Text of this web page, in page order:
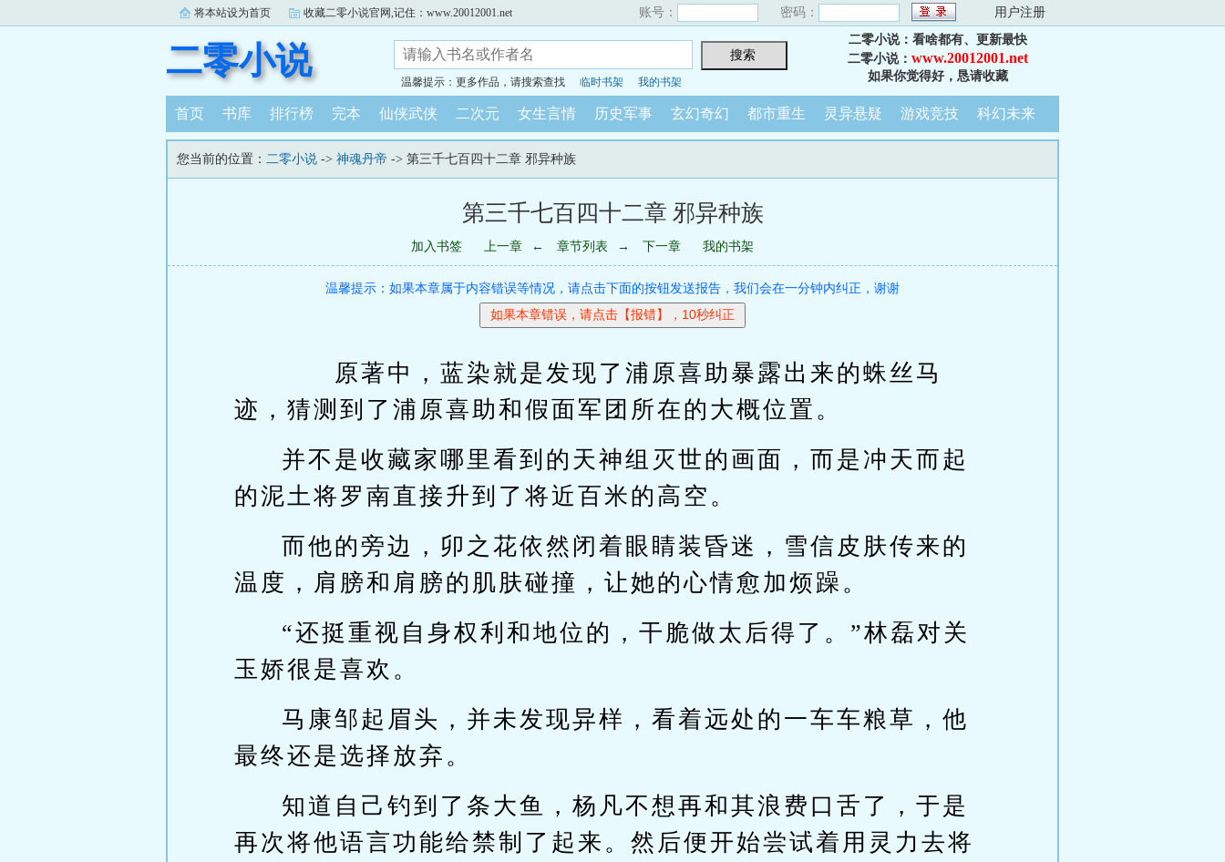
将本站设为首页 收藏二零小说官网,记住：www.20012001.net 账号： 密码： 用户注册
二零小说
温馨提示：更多作品，请搜索查找 临时书架 我的书架
二零小说：看啥都有、更新最快
二零小说： www.20012001.net
如果你觉得好，恳请收藏
首页 书库 排行榜 完本 仙侠武侠 二次元 女生言情 历史军事 玄幻奇幻 都市重生 灵异悬疑 游戏竞技 科幻未来
您当前的位置： 二零小说 -> 神魂丹帝 -> 第三千七百四十二章 邪异种族
第三千七百四十二章 邪异种族
加入书签 上一章 ← 章节列表 → 下一章 我的书架
温馨提示：如果本章属于内容错误等情况，请点击下面的按钮发送报告，我们会在一分钟内纠正，谢谢
原著中，蓝染就是发现了浦原喜助暴露出来的蛛丝马
迹，猜测到了浦原喜助和假面军团所在的大概位置。
并不是收藏家哪里看到的天神组灭世的画面，而是冲天而起
的泥土将罗南直接升到了将近百米的高空。
而他的旁边，卯之花依然闭着眼睛装昏迷，雪信皮肤传来的
温度，肩膀和肩膀的肌肤碰撞，让她的心情愈加烦躁。
“还挺重视自身权利和地位的，干脆做太后得了。”林磊对关
玉娇很是喜欢。
马康邹起眉头，并未发现异样，看着远处的一车车粮草，他
最终还是选择放弃。
知道自己钓到了条大鱼，杨凡不想再和其浪费口舌了，于是
再次将他语言功能给禁制了起来。然后便开始尝试着用灵力去将